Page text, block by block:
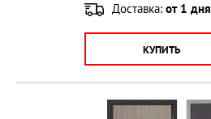
Доставка: от 1 дня
КУПИТЬ